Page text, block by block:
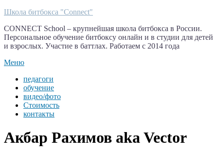
Перейти
содержимому
Школа битбокса "Connect"
CONNECT School – крупнейшая школа битбокса в России.
Персональное обучение битбоксу онлайн и в студии для детей
и взрослых. Участие в баттлах. Работаем с 2014 года
Меню
педагоги
обучение
видео/фото
Стоимость
контакты
Акбар Рахимов aka Vector